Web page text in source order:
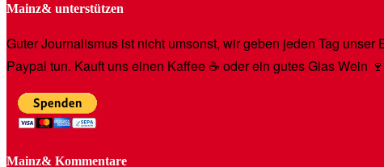
Mainz& unterstützen
Guter Journalismus ist nicht umsonst, wir geben jeden Tag
Paypal tun. Kauft uns einen Kaffee ☕️ oder ein gutes Glas Wein
Mainz& Kommentare